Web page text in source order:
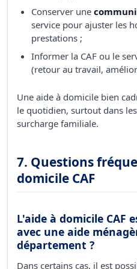
Conserver une
service pour ajuster les
prestations ;
Informer la CAF ou le
(retour au travail,
Une aide à domicile bien
le quotidien, surtout dans
surcharge familiale.
7. Questions
domicile CAF
L'aide à domicile CAF
avec une aide
département ?
Dans certains cas, il est